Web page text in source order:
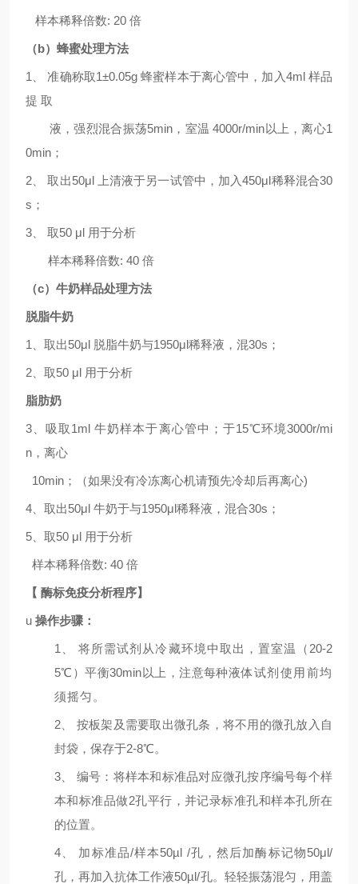
样本稀释倍数: 20 倍
（b）蜂蜜处理方法
1、 准确称取1±0.05g蜂蜜样本于离心管中，加入4ml 样品
提 取
液，强烈混合振荡5min ，室温 4000r/min以上，离心1
0min ；
2、 取出50μl 上清液于另一试管中，加入450μl稀释混合30
s ；
3 取50 μl 用于分析
样本稀释倍数: 40 倍
（c）牛奶样品处理方法
脱脂牛奶
1、取出50μl 脱脂牛奶与1950μl稀释液，混30s ；
2 、取50 μl 用于分析
脂肪奶
3、吸取 1ml牛奶样本于离心管中；于15℃环境3000r/mi
n ，离心
10min ；（如果没有冷冻离心机请预先冷却后再离心)
4、取出50μl 牛奶于与1950μl稀释液，混合30s ；
5 、取50 μl 用于分析
样本稀释倍数: 40 倍
【 酶标免疫分析程序】
u 操作步骤：
1 将所需试剂从冷藏环境中取出，置室温（ 20-2
5℃）平衡30min以上，注意每种液体试剂使用前均
须摇匀。
2
按板架及需要取出微孔条，将不用的微孔放入自
封袋，保存于2-8℃。
3
编号：将样本和标准品对应微孔按序编号每个样
本和标准品做2孔平行，并记录标准孔和样本孔所在
的位置。
4 加标准品/样本50µl /孔，然后加酶标记物50μl/
孔，再加入抗体工作液50µl/孔。轻轻振荡混匀，用盖